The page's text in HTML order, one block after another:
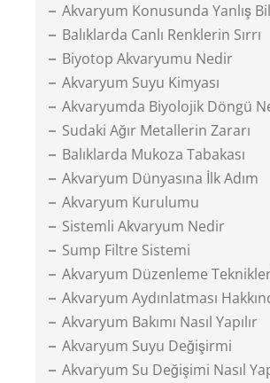
Akvaryum Konusunda Yanlış
Balıklarda Canlı Renklerin Sırrı
Biyotop Akvaryumu Nedir
Akvaryum Suyu Kimyası
Akvaryumda Biyolojik Döngü
Sudaki Ağır Metallerin Zararı
Balıklarda Mukoza Tabakası
Akvaryum Dünyasına İlk Adım
Akvaryum Kurulumu
Sistemli Akvaryum Nedir
Sump Filtre Sistemi
Akvaryum Düzenleme
Akvaryum Aydınlatması
Akvaryum Bakımı Nasıl Yapılır
Akvaryum Suyu Değişirmi
Akvaryum Su Değişimi Nasıl